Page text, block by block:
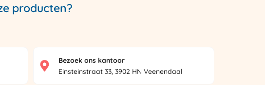
producten?
Bezoek ons kantoor
Einsteinstraat 33, 3902 HN Veenendaal